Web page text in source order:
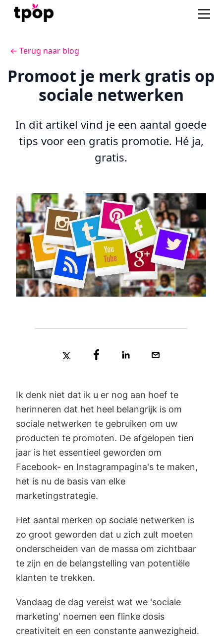
← Terug naar blog
Promoot je merk gratis op
sociale netwerken
In dit artikel vind je een aantal goede
tips voor een gratis promotie. Hé ja,
gratis.
Ik denk niet dat ik u er nog aan hoef te
herinneren dat het heel belangrijk is om
sociale netwerken te gebruiken om uw
producten te promoten. De afgelopen tien
jaar is het essentieel geworden om
Facebook- en Instagrampagina's te maken,
het is nu de basis van elke
marketingstrategie.
Het aantal merken op sociale netwerken is
zo groot geworden dat u zich zult moeten
onderscheiden van de massa om zichtbaar
te zijn en de belangstelling van potentiële
klanten te trekken.
Vandaag de dag vereist wat we 'sociale
marketing' noemen een flinke dosis
creativiteit en een constante aanwezigheid.